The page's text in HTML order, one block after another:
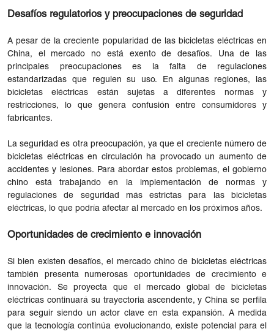
Desafíos regulatorios y preocupaciones de seguridad
A pesar de la creciente popularidad de las bicicletas eléctricas en
China, el mercado no está exento de desafíos. Una de las
principales preocupaciones es la falta de regulaciones
estandarizadas que regulen su uso. En algunas regiones, las
bicicletas eléctricas están sujetas a diferentes normas y
restricciones, lo que genera confusión entre consumidores y
fabricantes.
La seguridad es otra preocupación, ya que el creciente número de
bicicletas eléctricas en circulación ha provocado un aumento de
accidentes y lesiones. Para abordar estos problemas, el gobierno
chino está trabajando en la implementación de normas y
regulaciones de seguridad más estrictas para las bicicletas
eléctricas, lo que podría afectar al mercado en los próximos años.
Oportunidades de crecimiento e innovación
Si bien existen desafíos, el mercado chino de bicicletas eléctricas
también presenta numerosas oportunidades de crecimiento e
innovación. Se proyecta que el mercado global de bicicletas
eléctricas continuará su trayectoria ascendente, y China se perfila
para seguir siendo un actor clave en esta expansión. A medida
que la tecnología continúa evolucionando, existe potencial para el